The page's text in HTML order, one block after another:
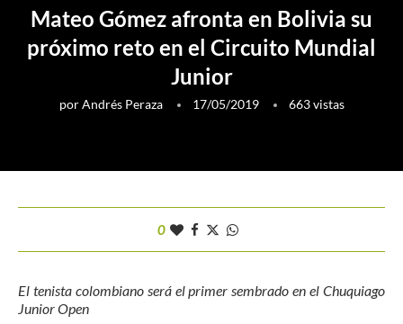
Mateo Gómez afronta en Bolivia su
próximo reto en el Circuito Mundial
Junior
porAndrés Peraza 17/05/2019 663vistas
0
El tenista colombiano será el primer sembrado en el Chuquiago
Junior Open